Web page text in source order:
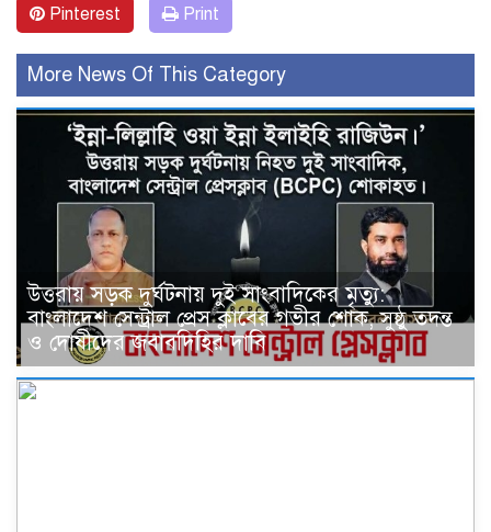
Pinterest Print
More News Of This Category
উত্তরায় সড়ক দুর্ঘটনায় দুই সাংবাদিকের মৃত্যু:
বাংলাদেশ সেন্ট্রাল প্রেস ক্লাবের গভীর শোক, সুষ্ঠু তদন্ত
ও দোষীদের জবাবদিহির দাবি